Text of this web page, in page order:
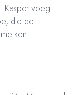
Kasper voegt
die de